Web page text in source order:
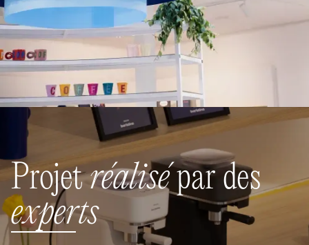
Projetréalisépar des
experts